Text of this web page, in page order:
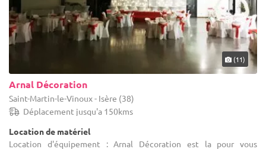
(11)
Arnal Décoration
Saint-Martin-le-Vinoux - Isère (38)
Déplacement jusqu'a 150kms
Location de matériel
Location d'équipement : Arnal Décoration est la pour vous